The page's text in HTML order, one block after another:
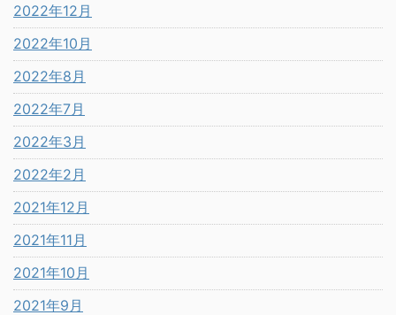
2022年12月
2022年10月
2022年8月
2022年7月
2022年3月
2022年2月
2021年12月
2021年11月
2021年10月
2021年9月